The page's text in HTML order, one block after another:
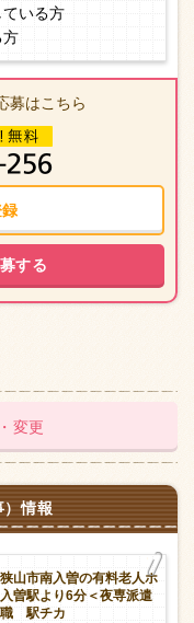
いる方
方
募はこちら
する
変更
情報
山市南入曽の有料老人ホ
曽駅より6分＜夜専派遣
職 駅チカ